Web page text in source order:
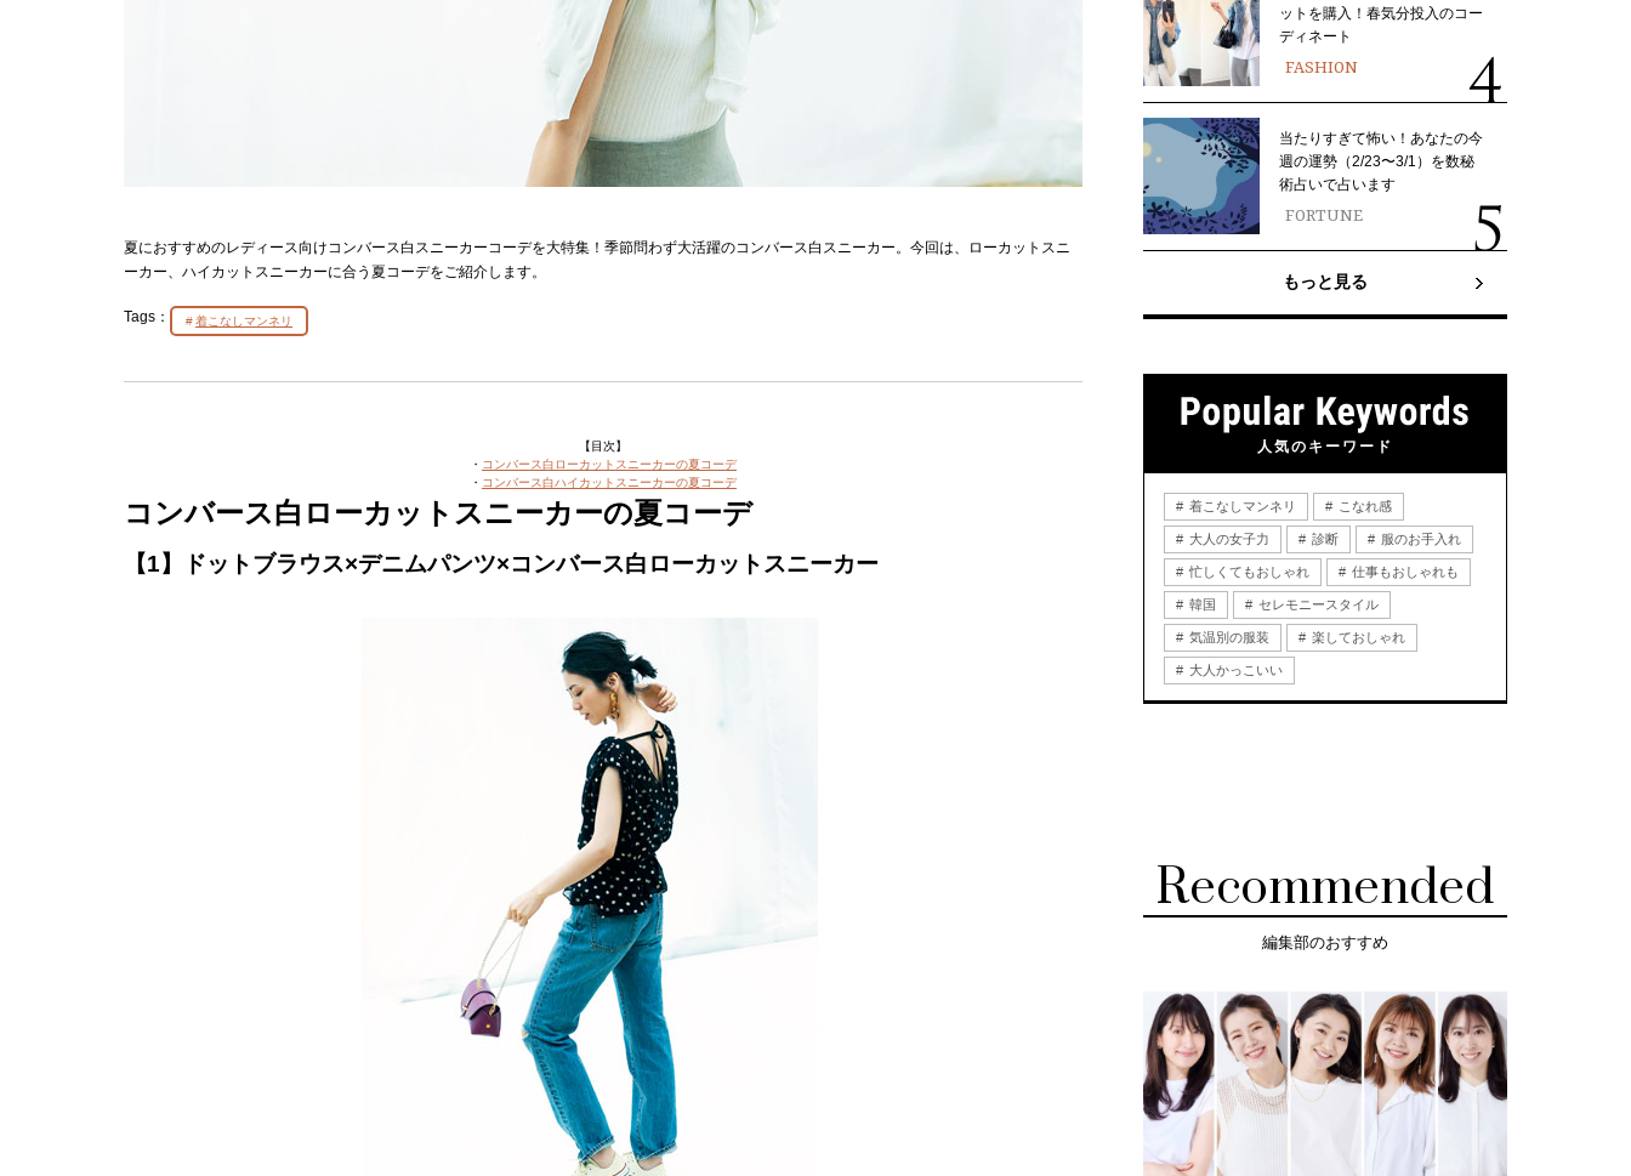
夏におすすめのレディース向けコンバース白スニーカーコーデを大特集！季節問わず大活躍のコンバース白スニーカー。今回は、ローカットスニ
ーカー、ハイカットスニーカーに合う夏コーデをご紹介します。
Tags： 着こなしマンネリ
【目次】
・ コンバース白ローカットスニーカーの夏コーデ
・ コンバース白ハイカットスニーカーの夏コーデ
コンバース白ローカットスニーカーの夏コーデ
【1】ドットブラウス×デニムパンツ×コンバース白ローカットスニーカー
ットを購入！春気分投入のコー
ディネート
FASHION
当たりすぎて怖い！あなたの今
週の運勢（2/23〜3/1）を数秘
術占いで占います
FORTUNE
もっと見る
人気のキーワード
着こなしマンネリ こなれ感
大人の女子力 診断 服のお手入れ
忙しくてもおしゃれ 仕事もおしゃれも
韓国 セレモニースタイル
気温別の服装 楽しておしゃれ
大人かっこいい
Recommended
編集部のおすすめ